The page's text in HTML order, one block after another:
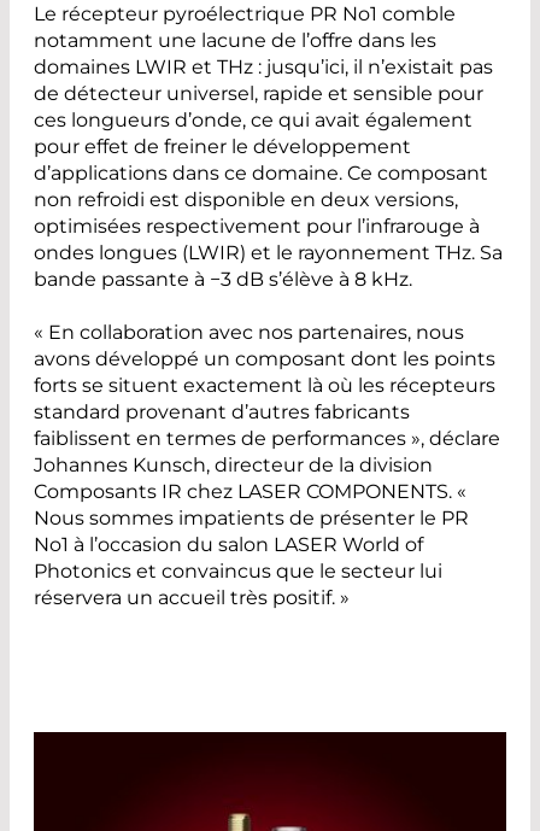
Le récepteur pyroélectrique PR No1 comble
notamment une lacune de l’offre dans les
domaines LWIR et THz : jusqu’ici, il n’existait pas
de détecteur universel, rapide et sensible pour
ces longueurs d’onde, ce qui avait également
pour effet de freiner le développement
d’applications dans ce domaine. Ce composant
non refroidi est disponible en deux versions,
optimisées respectivement pour l’infrarouge à
ondes longues (LWIR) et le rayonnement THz. Sa
bande passante à −3 dB s’élève à 8 kHz.
« En collaboration avec nos partenaires, nous
avons développé un composant dont les points
forts se situent exactement là où les récepteurs
standard provenant d’autres fabricants
faiblissent en termes de performances », déclare
Johannes Kunsch, directeur de la division
Composants IR chez LASER COMPONENTS. «
Nous sommes impatients de présenter le PR
No1 à l’occasion du salon LASER World of
Photonics et convaincus que le secteur lui
réservera un accueil très positif. »